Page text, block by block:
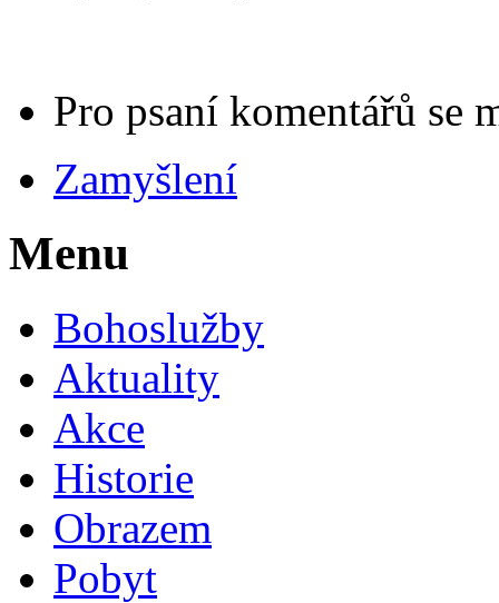
Pro psaní komentářů se
Zamyšlení
Menu
Bohoslužby
Aktuality
Akce
Historie
Obrazem
Pobyt